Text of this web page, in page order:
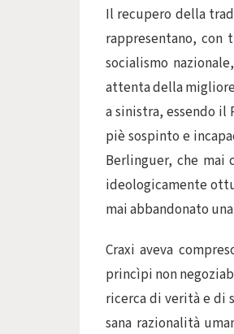
Il recupero della
rappresentano,
socialismo
attenta della
a sinistra, essendo
piè sospinto e
Berlinguer, che mai
ideologicamente
mai abbandonato
Craxi aveva
princìpi non
ricerca di verità e di
sana razionalità